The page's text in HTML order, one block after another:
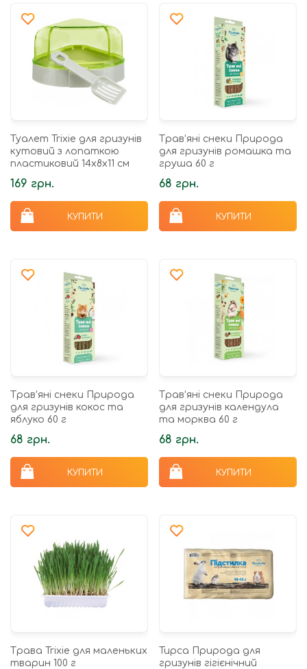
Туалет Trixie для гризунів
кутовий з лопаткою
пластиковий 14x8x11 см
169 грн.
КУПИТИ
Трав’яні снеки Природа
для гризунів ромашка та
груша 60 г
68 грн.
КУПИТИ
Трав’яні снеки Природа
для гризунів кокос та
яблуко 60 г
68 грн.
КУПИТИ
Трав’яні снеки Природа
для гризунів календула
та морква 60 г
68 грн.
КУПИТИ
Трава Trixie для маленьких
тварин 100 г
Тирса Природа для
гризунів гігієнічний